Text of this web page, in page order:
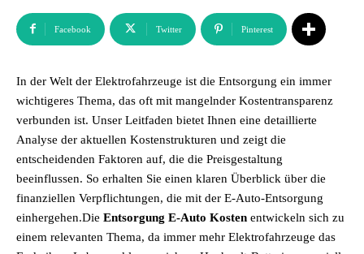
Facebook Twitter Pinterest
In der Welt der Elektrofahrzeuge ist die Entsorgung ein immer
wichtigeres Thema, das oft mit mangelnder Kostentransparenz
verbunden ist. Unser Leitfaden bietet Ihnen eine detaillierte
Analyse der aktuellen Kostenstrukturen und zeigt die
entscheidenden Faktoren auf, die die Preisgestaltung
beeinflussen. So erhalten Sie einen klaren Überblick über die
finanziellen Verpflichtungen, die mit der E-Auto-Entsorgung
einhergehen.Die Entsorgung E-Auto Kosten entwickeln sich zu
einem relevanten Thema, da immer mehr Elektrofahrzeuge das